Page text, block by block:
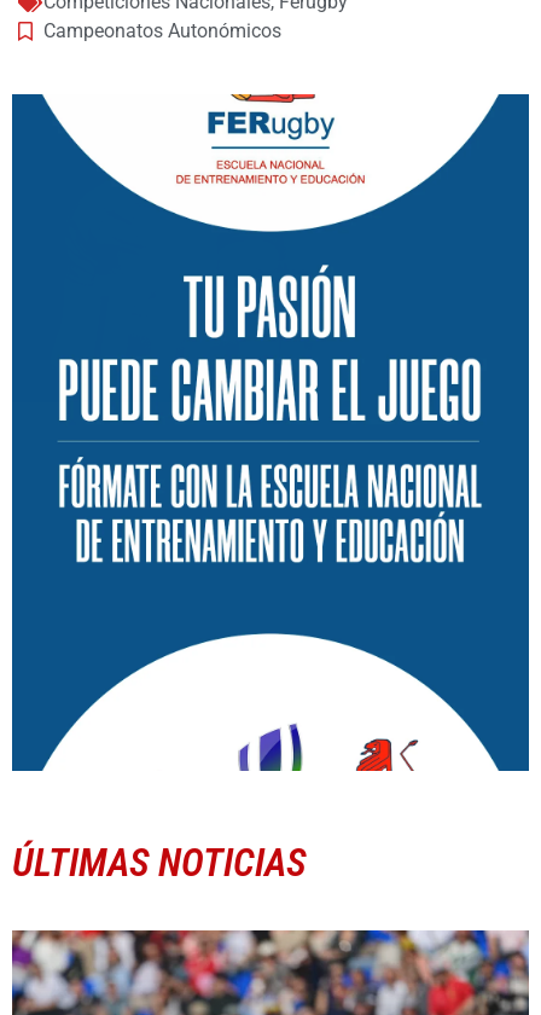
Campeonatos Autonómicos
ÚLTIMAS NOTICIAS